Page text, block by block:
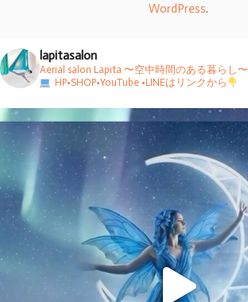
WordPress.
lapitasalon
Aerial salon Lapita 〜空中時間のある暮らし〜
HP•SHOP•YouTube •LINEはリンクから